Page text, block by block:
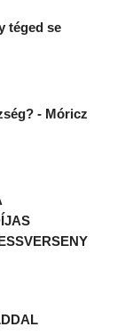
téged se
- Móricz